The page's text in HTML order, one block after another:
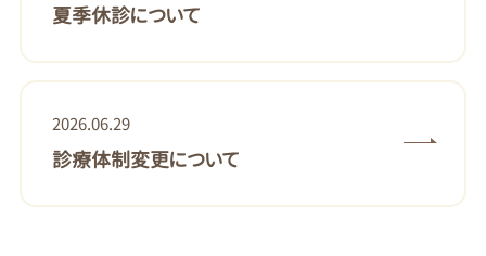
夏季休診について
2026.06.29
診療体制変更について